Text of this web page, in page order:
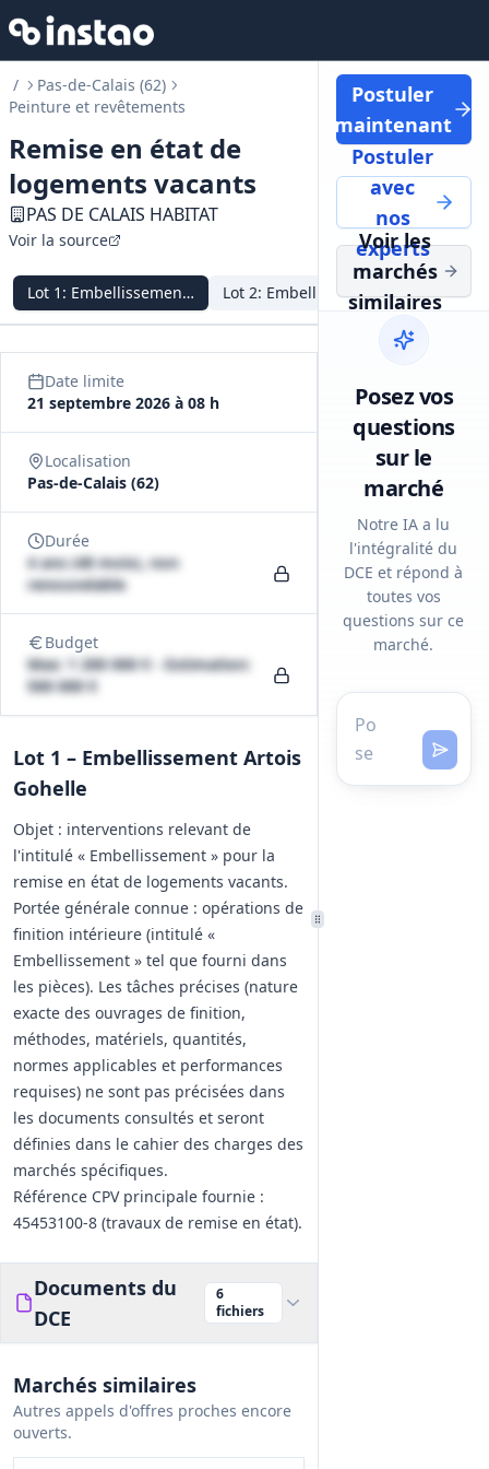
/
Pas-de-Calais (62)
Peinture et revêtements
Remise en état de
logements vacants
PAS DE CALAIS HABITAT
Voir la source
Lot 1 : Embellissement Artois Gohelle
Lot2: Embellissement Béthune
Lot3:
Date limite
21 septembre 2026 à 08 h
Localisation
Pas-de-Calais (62)
Durée
4 ans (48 mois), non
renouvelable
Budget
Max: 1 200 000 € - Estimation:
500 000 €
Lot 1 – Embellissement Artois
Gohelle
Objet : interventions relevant de
l'intitulé « Embellissement » pour la
remise en état de logements vacants.
Portée générale connue : opérations de
finition intérieure (intitulé «
Embellissement » tel que fourni dans
les pièces). Les tâches précises (nature
exacte des ouvrages de finition,
méthodes, matériels, quantités,
normes applicables et performances
requises) ne sont pas précisées dans
les documents consultés et seront
définies dans le cahier des charges des
marchés spécifiques.
Référence CPV principale fournie :
45453100-8 (travaux de remise en état).
Documents du
DCE
6
fichiers
Marchés similaires
Autres appels d'offres proches encore
ouverts.
Postuler
maintenant
Postuler
avec
nos
experts
Voir les
marchés
similaires
Posez vos
questions
sur le
marché
Notre IA a lu
l'intégralité du
DCE et répond à
toutes vos
questions sur ce
marché.